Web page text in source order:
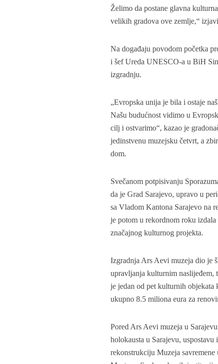
Želimo da postane glavna
velikih gradova ove zemlje,“
Na događaju povodom početka
i šef Ureda UNESCO-a u BiH
izgradnju.
„Evropska unija je bila i ostaje
Našu budućnost vidimo u
cilj i ostvarimo“, kazao je
jedinstvenu muzejsku četvrt, a
dom.
Svečanom potpisivanju
da je Grad Sarajevo, upravo u
sa Vladom Kantona Sarajevo na
je potom u rekordnom roku
značajnog kulturnog projekta.
Izgradnja Ars Aevi muzeja dio je
upravljanja kulturnim
je jedan od pet kulturnih
ukupno 8.5 miliona eura za
Pored Ars Aevi muzeja u
holokausta u Sarajevu,
rekonstrukciju Muzeja